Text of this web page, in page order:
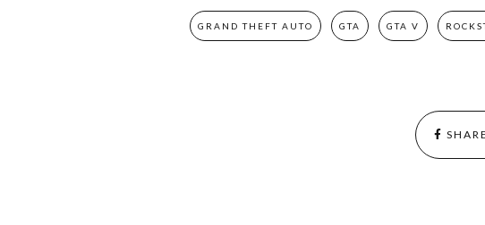
GRAND THEFT AUTO GTA GTA V